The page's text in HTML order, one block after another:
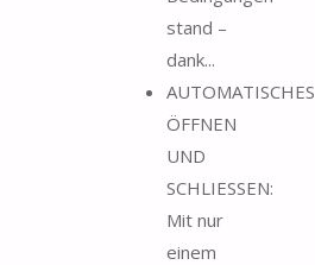
stand –
dank...
AUTOMATISCHES
ÖFFNEN
UND
SCHLIESSEN:
Mit nur
einem